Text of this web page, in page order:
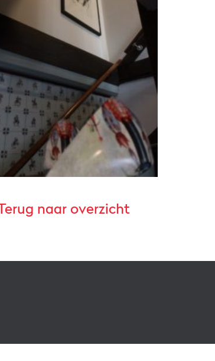
Terug naar overzicht